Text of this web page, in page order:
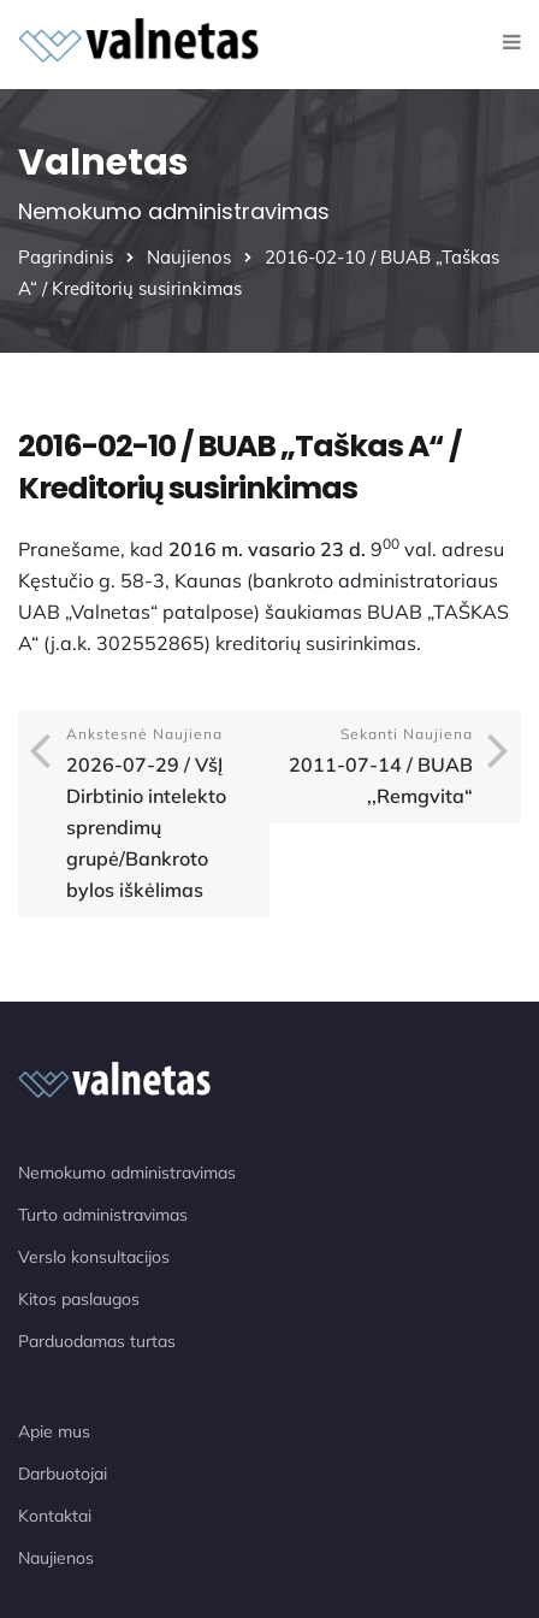
Valnetas
Nemokumo administravimas
Pagrindinis Naujienos
2016-02-10 / BUAB „Taškas
A“ / Kreditorių susirinkimas
2016-02-10 / BUAB „Taškas A“ /
Kreditorių susirinkimas
Pranešame, kad 2016 m. vasario 23 d. 900 val. adresu
Kęstučio g. 58-3, Kaunas (bankroto administratoriaus
UAB „Valnetas“ patalpose) šaukiamas BUAB „TAŠKAS
A“ (j.a.k. 302552865) kreditorių susirinkimas.
Ankstesnė Naujiena
2026-07-29 / VšĮ
Dirbtinio intelekto
sprendimų
grupė/Bankroto
bylos iškėlimas
Sekanti Naujiena
2011-07-14 / BUAB
,,Remgvita“
Nemokumo administravimas
Turto administravimas
Verslo konsultacijos
Kitos paslaugos
Parduodamas turtas
Apie mus
Darbuotojai
Kontaktai
Naujienos